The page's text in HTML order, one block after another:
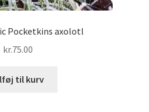
Pocketkins axolotl
kr.75.00
til kurv